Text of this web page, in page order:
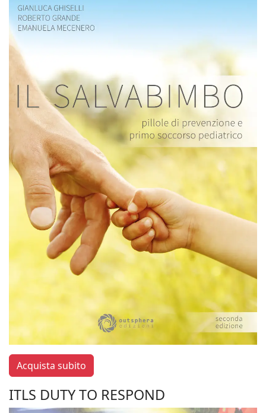
Acquista subito
ITLS DUTY TO RESPOND